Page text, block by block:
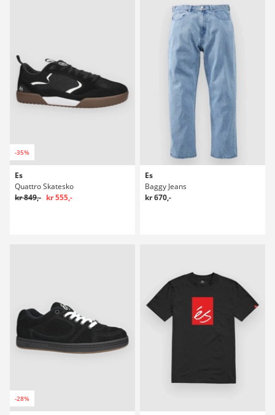
-35%
Es
Quattro Skatesko
kr 849,- kr 555,-
Es
Baggy Jeans
kr 670,-
-28%